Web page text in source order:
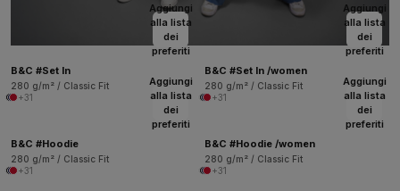
Aggiungi
alla lista
dei
preferiti
B&C #Set In
280 g/m² / Classic Fit
+31
Aggiungi
alla lista
dei
preferiti
B&C #Set In /women
280 g/m² / Classic Fit
+31
Aggiungi
alla lista
dei
preferiti
B&C #Hoodie
280 g/m² / Classic Fit
+31
Aggiungi
alla lista
dei
preferiti
B&C #Hoodie /women
280 g/m² / Classic Fit
+31